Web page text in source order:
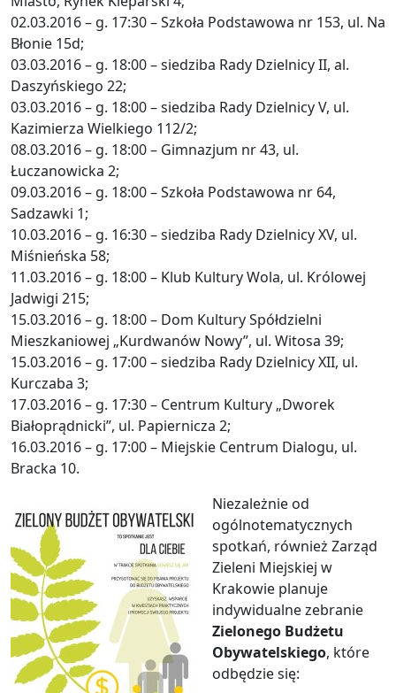
02.03.2016 – g. 17:30 – Szkoła Podstawowa nr 153, ul. Na
Błonie 15d;
03.03.2016 – g. 18:00 – siedziba Rady Dzielnicy II, al.
Daszyńskiego 22;
03.03.2016 – g. 18:00 – siedziba Rady Dzielnicy V, ul.
Kazimierza Wielkiego 112/2;
08.03.2016 – g. 18:00 – Gimnazjum nr 43, ul.
Łuczanowicka 2;
09.03.2016 – g. 18:00 – Szkoła Podstawowa nr 64,
Sadzawki 1;
10.03.2016 – g. 16:30 – siedziba Rady Dzielnicy XV, ul.
Miśnieńska 58;
11.03.2016 – g. 18:00 – Klub Kultury Wola, ul. Królowej
Jadwigi 215;
15.03.2016 – g. 18:00 – Dom Kultury Spółdzielni
Mieszkaniowej „Kurdwanów Nowy”, ul. Witosa 39;
15.03.2016 – g. 17:00 – siedziba Rady Dzielnicy XII, ul.
Kurczaba 3;
17.03.2016 – g. 17:30 – Centrum Kultury „Dworek
Białoprądnicki”, ul. Papiernicza 2;
16.03.2016 – g. 17:00 – Miejskie Centrum Dialogu, ul.
Bracka 10.
Niezależnie od
ogólnotematycznych
spotkań, również Zarząd
Zieleni Miejskiej w
Krakowie planuje
indywidualne zebranie
Zielonego Budżetu
Obywatelskiego, które
odbędzie się: